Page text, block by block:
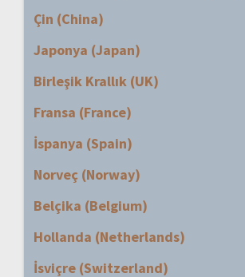
Çin (China)
Japonya (Japan)
Birleşik Krallık (UK)
Fransa (France)
İspanya (Spain)
Norveç (Norway)
Belçika (Belgium)
Hollanda (Netherlands)
İsviçre (Switzerland)